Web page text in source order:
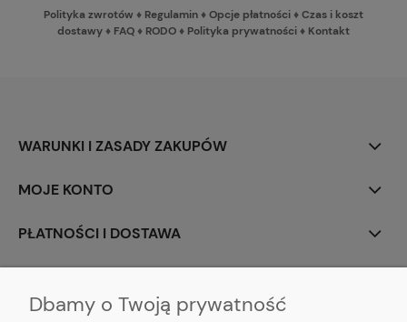
Polityka zwrotów ♦ Regulamin♦Opcje płatności♦Czas i koszt
dostawy♦ FAQ♦ RODO♦ Polityka prywatności♦ Kontakt
WARUNKI I ZASADY ZAKUPÓW
MOJE KONTO
PŁATNOŚCI I DOSTAWA
Dbamy o Twoją prywatność